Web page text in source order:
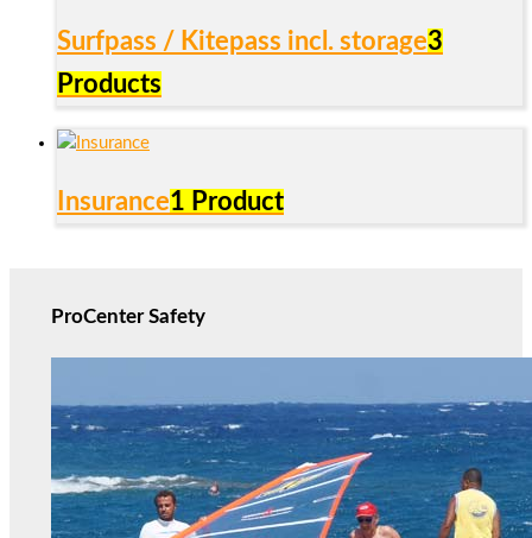
Surfpass / Kitepass incl. storage3
Products
Insurance1 Product
ProCenter Safety